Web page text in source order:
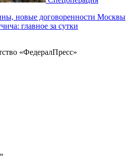
новые договоренности Москвы
главное за сутки
«ФедералПресс»
»